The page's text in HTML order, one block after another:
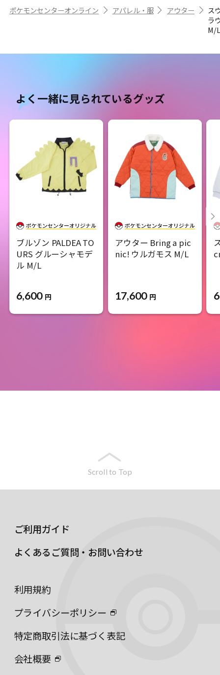
ポケモンセンターオンライン アパレル・服 アウター
ス
ラ
M/
よく一緒に見られているグッズ
ブルゾン PALDEA TO
URS グルーシャモデ
ル M/L
6,600 円
アウター Bring a pic
nic! ウルガモス M/L
17,600 円
Scroll to Top
ご利用ガイド
よくあるご質問・お問い合わせ
利用規約
プライバシーポリシー
特定商取引法に基づく表記
会社概要